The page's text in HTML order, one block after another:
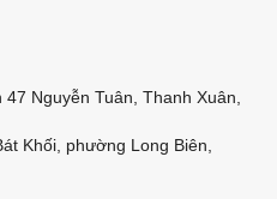
Nguyễn Tuân, Thanh Xuân,
Khối, phường Long Biên,